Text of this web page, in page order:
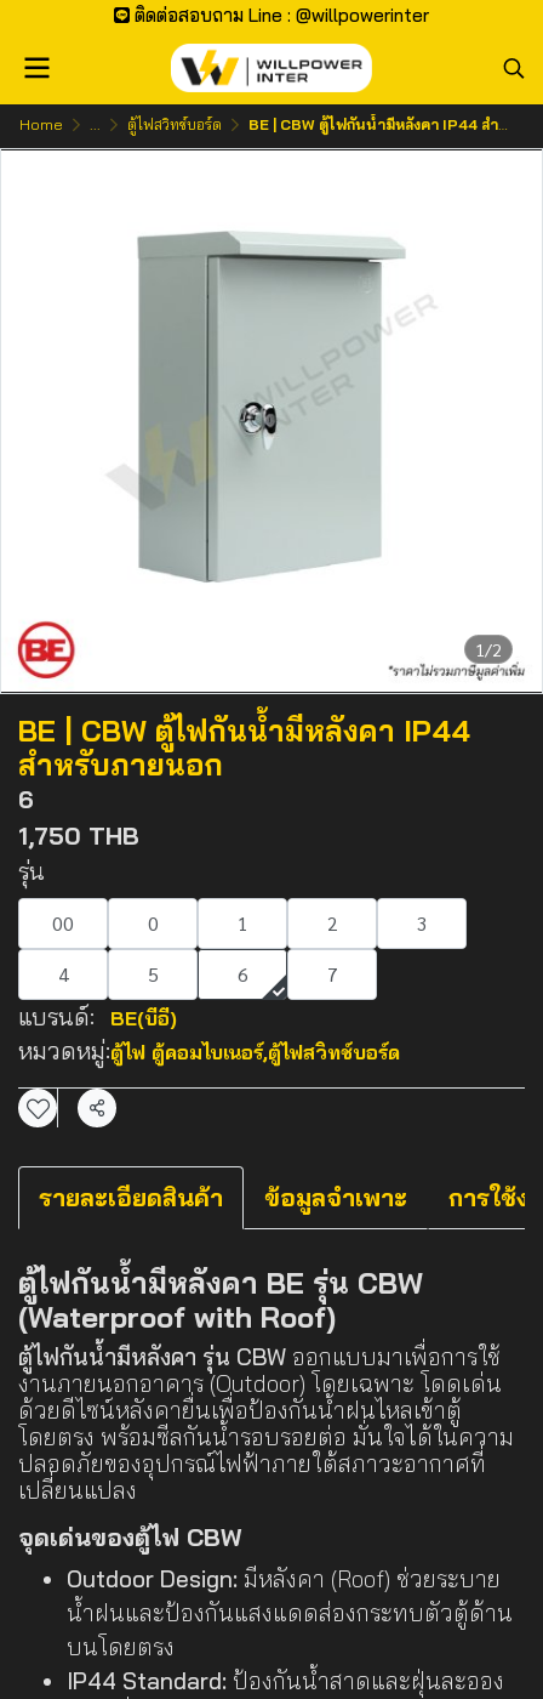
ติดต่อสอบถาม Line : @willpowerinter
Home ... ตู้ไฟสวิทช์บอร์ด BE | CBW ตู้ไฟกันน้ำมีหลังคา IP44 สำหรับภายนอก
1/2
BE | CBW ตู้ไฟกันน้ำมีหลังคา IP44
สำหรับภายนอก
6
1,750 THB
รุ่น
00 0 1 2
3
4
5 6 7
แบรนด์: BE(บีอี)
หมวดหมู่:ตู้ไฟ ตู้คอมไบเนอร์,ตู้ไฟสวิทช์บอร์ด
แชร์
รายละเอียดสินค้า ข้อมูลจำเพาะ การใช้ง
ตู้ไฟกันน้ำมีหลังคา BE รุ่น CBW
(Waterproof with Roof)
ตู้ไฟกันน้ำมีหลังคา รุ่น CBW ออกแบบมาเพื่อการใช้
งานภายนอกอาคาร (Outdoor) โดยเฉพาะ โดดเด่น
ด้วยดีไซน์หลังคายื่นเพื่อป้องกันน้ำฝนไหลเข้าตู้
โดยตรง พร้อมซีลกันน้ำรอบรอยต่อ มั่นใจได้ในความ
ปลอดภัยของอุปกรณ์ไฟฟ้าภายใต้สภาวะอากาศที่
เปลี่ยนแปลง
จุดเด่นของตู้ไฟ CBW
Outdoor Design: มีหลังคา (Roof) ช่วยระบาย
น้ำฝนและป้องกันแสงแดดส่องกระทบตัวตู้ด้าน
บนโดยตรง
IP44 Standard: ป้องกันน้ำสาดและฝุ่นละออง